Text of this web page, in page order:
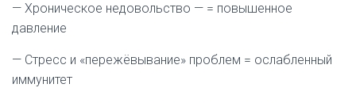
— Хроническое недовольство — = повышенное
давление
— Стресс и «пережёвывание» проблем = ослабленный
иммунитет